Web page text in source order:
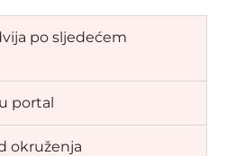
po sljedećem
portal
okruženja